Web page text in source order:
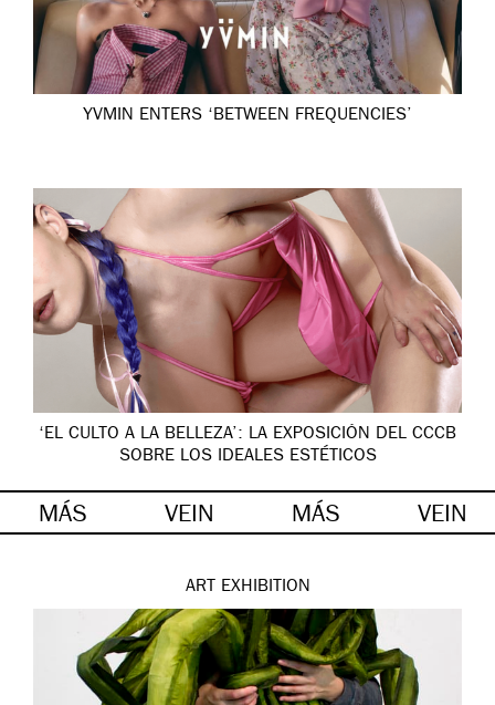
YVMIN ENTERS ‘BETWEEN FREQUENCIES’
‘EL CULTO A LA BELLEZA’: LA EXPOSICIÓN DEL CCCB
SOBRE LOS IDEALES ESTÉTICOS
MÁS VEIN MÁS VEIN
ART EXHIBITION